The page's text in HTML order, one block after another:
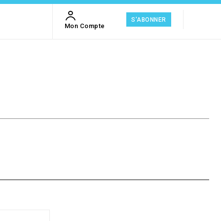
Mon Compte
S'ABONNER